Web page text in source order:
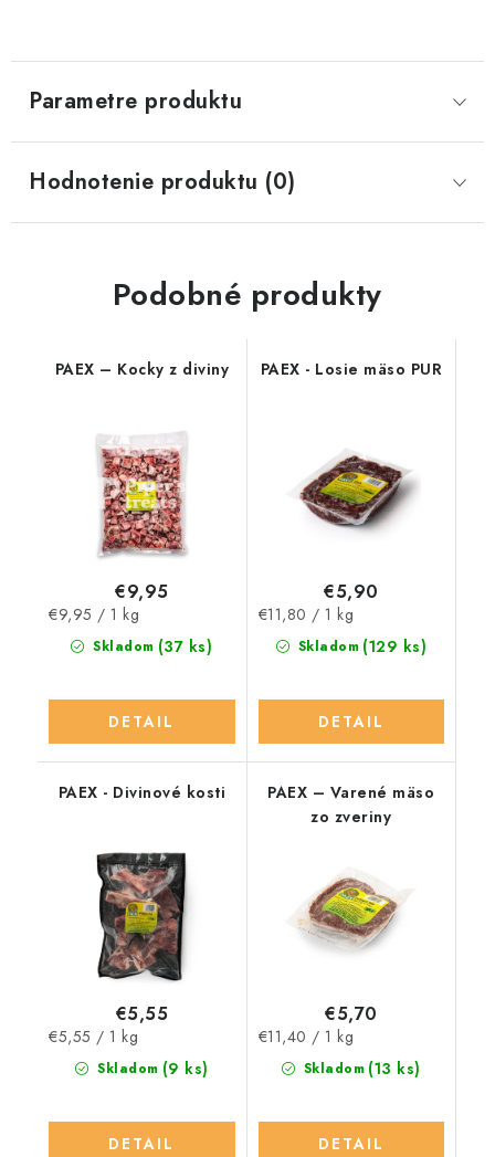
Parametre produktu
Hodnotenie produktu (0)
Podobné produkty
PAEX – Kocky z diviny
Skladom (37 ks)
€9,95
Jednotková
cena:
€9,95 / 1 kg
DETAIL
PAEX - Losie mäso PUR
Skladom (129 ks)
€5,90
Jednotková
cena:
€11,80 / 1 kg
DETAIL
PAEX - Divinové kosti
Skladom (9 ks)
€5,55
Jednotková
cena:
€5,55 / 1 kg
DETAIL
PAEX – Varené mäso
zo zveriny
Skladom (13 ks)
€5,70
Jednotková
cena:
€11,40 / 1 kg
DETAIL